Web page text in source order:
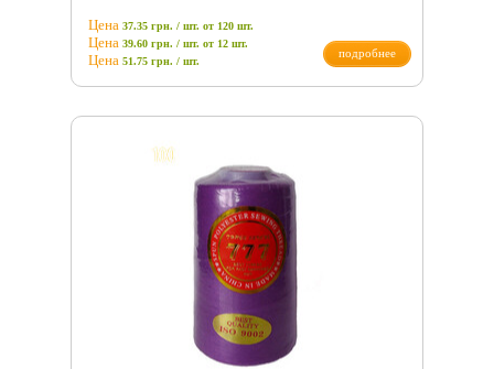
Цена 37.35 грн. / шт. от 120 шт.
Цена 39.60 грн. / шт. от 12 шт.
Цена 51.75 грн. / шт.
подробнее